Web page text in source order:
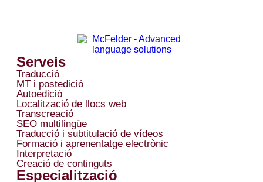
Serveis
Traducció
MT i postedició
Autoedició
Localització de llocs web
Transcreació
SEO multilingüe
Traducció i subtitulació de vídeos
Formació i aprenentatge electrònic
Interpretació
Creació de continguts
Especialització